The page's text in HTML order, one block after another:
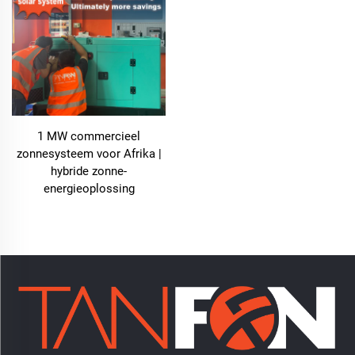
Naarmate duurzaamheid een sleutelfocus wordt voor
wereldwijde industrieën, versterkt de overstap naar
zonne-energie de reputatie van een fabriek als een
verantwoordelijk en milieubewust bedrijf.
Een van de cruciale uitdagingen voor fabrieken is het
handhaven van een consistente en betrouwbare
energievoorziening om continue bedrijfsvoering te
energie op te wekken en op te slaan voor gebruik 's
garandeert ononderbroken elektriciteitsvoorziening,
zelfs in gebieden waar de netstroom onbetrouwbaar
kan zijn of gevoelig is voor storingen. De mogelijkheid
1 MW commercieel
zonnesysteem voor Afrika |
hybride zonne-
energieoplossing